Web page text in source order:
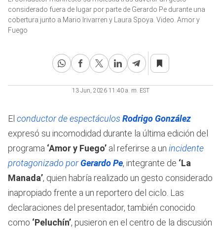
minute,
considerado fuera de lugar por parte de Gerardo Pe durante una
cobertura junto a Mario Irivarren y Laura Spoya. Video. Amor y
Fuego
13 Jun, 2026 11:40 a. m. EST
El conductor de espectáculos Rodrigo González
expresó su incomodidad durante la última edición del
programa ‘Amor y Fuego’ al referirse a un incidente
protagonizado porGerardo Pe, integrante de ‘La
Manada’, quien habría realizado un gesto considerado
inapropiado frente a un reportero del ciclo. Las
declaraciones del presentador, también conocido
como ‘Peluchín’, pusieron en el centro de la discusión